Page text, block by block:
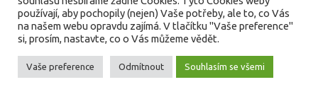
používají, aby pochopily (nejen) Vaše potřeby, ale to, co Vás
na našem webu opravdu zajímá. V tlačítku "Vaše preference"
si, prosím, nastavte, co o Vás můžeme vědět.
Vaše preference Odmítnout Souhlasím se všemi